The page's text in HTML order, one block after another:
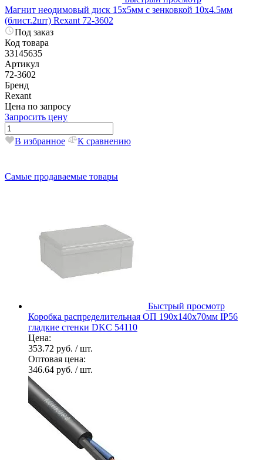
Магнит неодимовый диск 15х5мм с зенковкой 10х4.5мм
(блист.2шт) Rexant 72-3602
Под заказ
Код товара
33145635
Артикул
72-3602
Бренд
Rexant
Цена по запросу
Запросить цену
В избранное К сравнению
Самые продаваемые товары
Быстрый просмотр
Коробка распределительная ОП 190х140х70мм IP56
гладкие стенки DKC 54110
Цена:
353.72 руб. / шт.
Оптовая цена:
346.64 руб. / шт.